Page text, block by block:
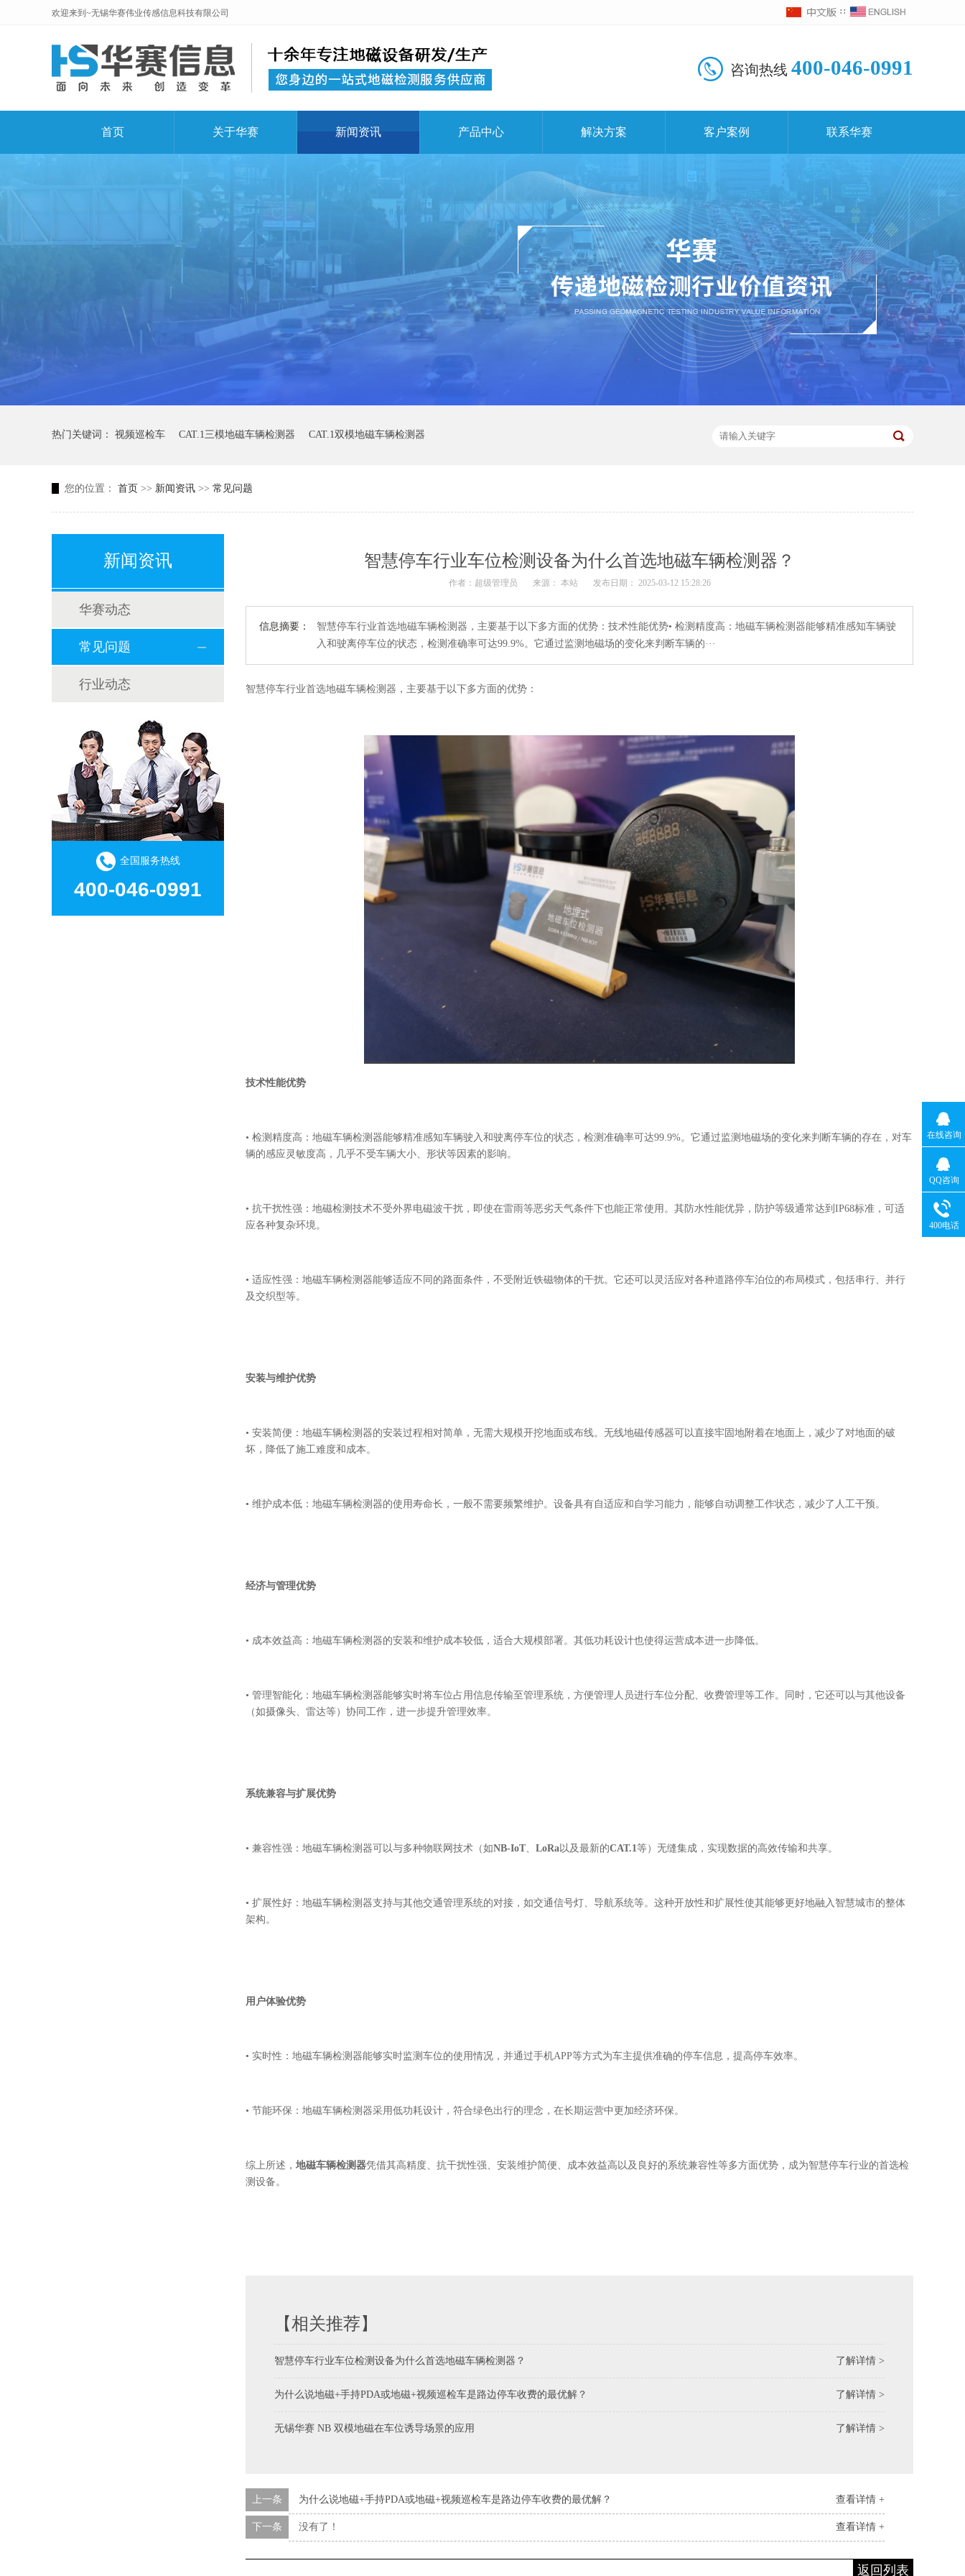
欢迎来到~无锡华赛伟业传感信息科技有限公司 ∷
咨询热线 400-046-0991
首页 关于华赛 新闻资讯 产品中心 解决方案 客户案例 联系华赛
热门关键词： 视频巡检车 CAT.1三模地磁车辆检测器 CAT.1双模地磁车辆检测器
您的位置： 首页 >> 新闻资讯 >> 常见问题
新闻资讯
华赛动态
常见问题
行业动态
全国服务热线
400-046-0991
智慧停车行业车位检测设备为什么首选地磁车辆检测器？
作者：超级管理员 来源： 本站 发布日期： 2025-03-12 15:28:26
信息摘要：
智慧停车行业首选地磁车辆检测器，主要基于以下多方面的优势：技术性能优势• 检测精度高：地磁车辆检测器能够精准感知车辆驶
入和驶离停车位的状态，检测准确率可达99.9%。它通过监测地磁场的变化来判断车辆的···
智慧停车行业首选地磁车辆检测器，主要基于以下多方面的优势：
技术性能优势
• 检测精度高：地磁车辆检测器能够精准感知车辆驶入和驶离停车位的状态，检测准确率可达99.9%。它通过监测地磁场的变化来判断车辆的存在，对车
辆的感应灵敏度高，几乎不受车辆大小、形状等因素的影响。
• 抗干扰性强：地磁检测技术不受外界电磁波干扰，即使在雷雨等恶劣天气条件下也能正常使用。其防水性能优异，防护等级通常达到IP68标准，可适
应各种复杂环境。
• 适应性强：地磁车辆检测器能够适应不同的路面条件，不受附近铁磁物体的干扰。它还可以灵活应对各种道路停车泊位的布局模式，包括串行、并行
及交织型等。
安装与维护优势
• 安装简便：地磁车辆检测器的安装过程相对简单，无需大规模开挖地面或布线。无线地磁传感器可以直接牢固地附着在地面上，减少了对地面的破
坏，降低了施工难度和成本。
• 维护成本低：地磁车辆检测器的使用寿命长，一般不需要频繁维护。设备具有自适应和自学习能力，能够自动调整工作状态，减少了人工干预。
经济与管理优势
• 成本效益高：地磁车辆检测器的安装和维护成本较低，适合大规模部署。其低功耗设计也使得运营成本进一步降低。
• 管理智能化：地磁车辆检测器能够实时将车位占用信息传输至管理系统，方便管理人员进行车位分配、收费管理等工作。同时，它还可以与其他设备
（如摄像头、雷达等）协同工作，进一步提升管理效率。
系统兼容与扩展优势
• 兼容性强：地磁车辆检测器可以与多种物联网技术（如NB-IoT、 LoRa以及最新的CAT.1等）无缝集成，实现数据的高效传输和共享。
• 扩展性好：地磁车辆检测器支持与其他交通管理系统的对接，如交通信号灯、导航系统等。这种开放性和扩展性使其能够更好地融入智慧城市的整体
架构。
用户体验优势
• 实时性：地磁车辆检测器能够实时监测车位的使用情况，并通过手机APP等方式为车主提供准确的停车信息，提高停车效率。
• 节能环保：地磁车辆检测器采用低功耗设计，符合绿色出行的理念，在长期运营中更加经济环保。
综上所述， 地磁车辆检测器凭借其高精度、抗干扰性强、安装维护简便、成本效益高以及良好的系统兼容性等多方面优势，成为智慧停车行业的首选检
测设备。
【相关推荐】
了解详情 >
智慧停车行业车位检测设备为什么首选地磁车辆检测器？
了解详情 >
为什么说地磁+手持PDA或地磁+视频巡检车是路边停车收费的最优解？
了解详情 >
无锡华赛 NB 双模地磁在车位诱导场景的应用
查看详情 +
上一条 为什么说地磁+手持PDA或地磁+视频巡检车是路边停车收费的最优解？
查看详情 +
下一条 没有了！
返回列表
在线咨询
QQ咨询
400电话